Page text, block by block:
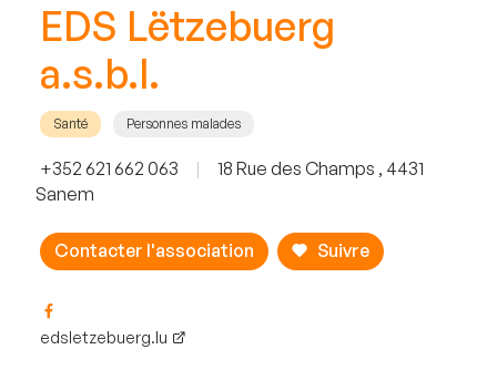
EDS Lëtzebuerg
a.s.b.l.
Santé Personnes malades
+352 621 662 063 |
18 Rue des Champs , 4431
Sanem
Contacter l'association Suivre
edsletzebuerg.lu